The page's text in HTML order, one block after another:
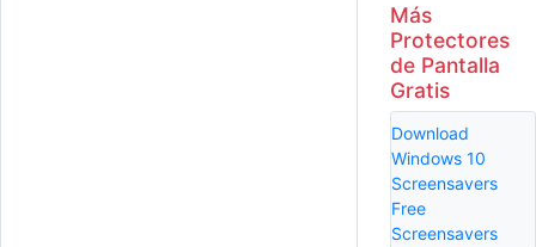
Más
Protectores
de Pantalla
Gratis
Download
Windows 10
Screensavers
Free
Screensavers